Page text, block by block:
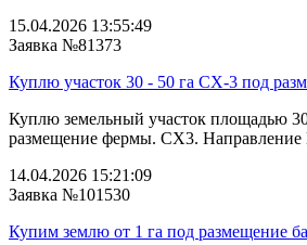
15.04.2026 13:55:49
Заявка №81373
Куплю участок 30 - 50 га СХ-3 под
Куплю земельный участок площадью
размещение фермы. СХ3.
14.04.2026 15:21:09
Заявка №101530
Купим землю от 1 га под размещение